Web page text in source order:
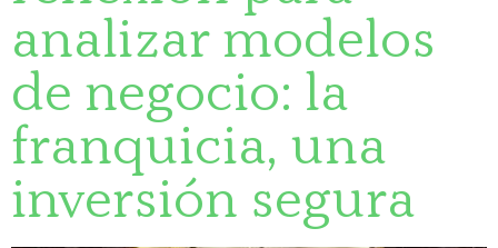
analizar modelos
de negocio: la
franquicia, una
inversión segura